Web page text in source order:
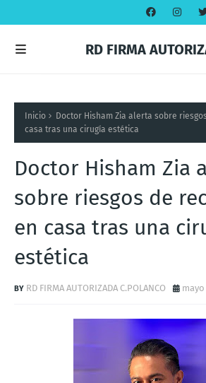
RD FIRMA
Inicio
Doctor Hisham Zia alerta sobre
casa tras una cirugía estética
Doctor Hisham Zia
sobre riesgos de
en casa tras una
estética
RD FIRMA AUTORIZADA C.POLANCO mayo